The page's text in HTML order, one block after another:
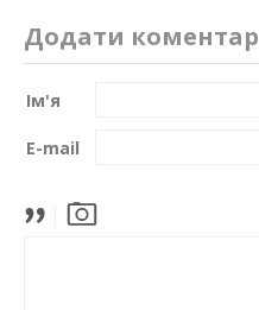
Додати коментар
Ім'я
E-mail